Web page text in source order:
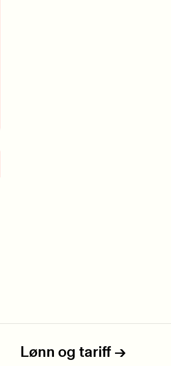
Lønn og tariff ->